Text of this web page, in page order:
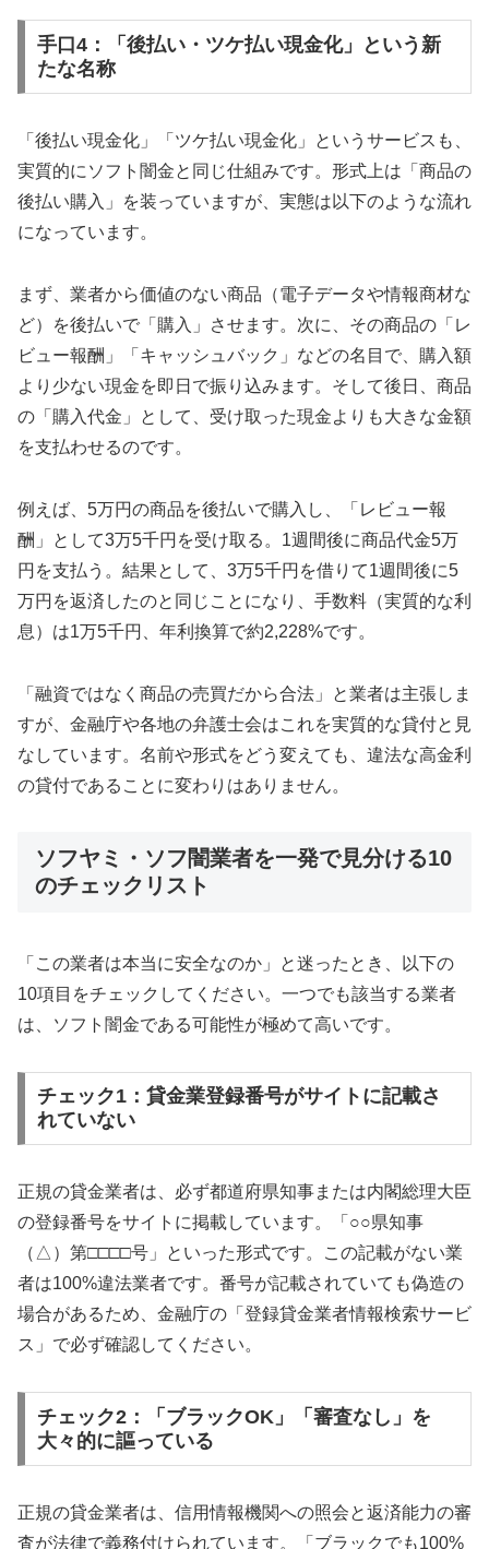
手口4：「後払い・ツケ払い現金化」という新
たな名称
「後払い現金化」「ツケ払い現金化」というサービスも、
実質的にソフト闇金と同じ仕組みです。形式上は「商品の
後払い購入」を装っていますが、実態は以下のような流れ
になっています。
まず、業者から価値のない商品（電子データや情報商材な
ど）を後払いで「購入」させます。次に、その商品の「レ
ビュー報酬」「キャッシュバック」などの名目で、購入額
より少ない現金を即日で振り込みます。そして後日、商品
の「購入代金」として、受け取った現金よりも大きな金額
を支払わせるのです。
例えば、5万円の商品を後払いで購入し、「レビュー報
酬」として3万5千円を受け取る。1週間後に商品代金5万
円を支払う。結果として、3万5千円を借りて1週間後に5
万円を返済したのと同じことになり、手数料（実質的な利
息）は1万5千円、年利換算で約2,228%です。
「融資ではなく商品の売買だから合法」と業者は主張しま
すが、金融庁や各地の弁護士会はこれを実質的な貸付と見
なしています。名前や形式をどう変えても、違法な高金利
の貸付であることに変わりはありません。
ソフヤミ・ソフ闇業者を一発で見分ける10
のチェックリスト
「この業者は本当に安全なのか」と迷ったとき、以下の
10項目をチェックしてください。一つでも該当する業者
は、ソフト闇金である可能性が極めて高いです。
チェック1：貸金業登録番号がサイトに記載さ
れていない
正規の貸金業者は、必ず都道府県知事または内閣総理大臣
の登録番号をサイトに掲載しています。「○○県知事
（△）第□□□□号」といった形式です。この記載がない業
者は100%違法業者です。番号が記載されていても偽造の
場合があるため、金融庁の「登録貸金業者情報検索サービ
ス」で必ず確認してください。
チェック2：「ブラックOK」「審査なし」を
大々的に謳っている
正規の貸金業者は、信用情報機関への照会と返済能力の審
査が法律で義務付けられています。「ブラックでも100%